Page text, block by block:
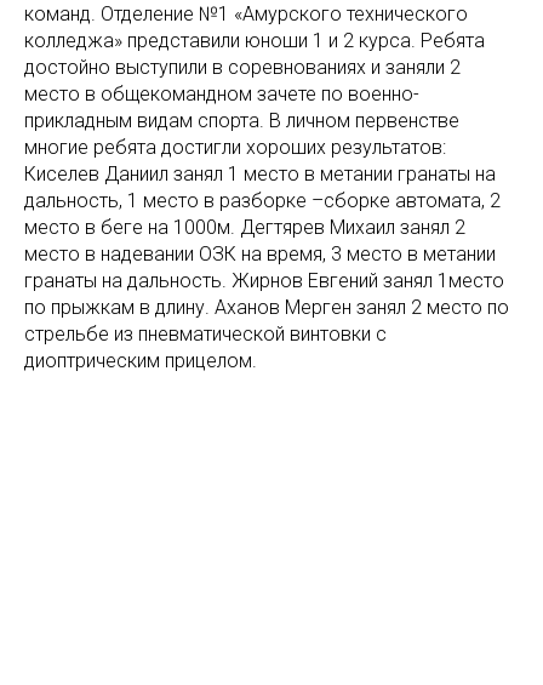
команд. Отделение №1 «Амурского технического
колледжа» представили юноши 1 и 2 курса. Ребята
достойно выступили в соревнованиях и заняли 2
место в общекомандном зачете по военно-
прикладным видам спорта. В личном первенстве
многие ребята достигли хороших результатов:
Киселев Даниил занял 1 место в метании гранаты на
дальность, 1 место в разборке –сборке автомата, 2
место в беге на 1000м. Дегтярев Михаил занял 2
место в надевании ОЗК на время, 3 место в метании
гранаты на дальность. Жирнов Евгений занял 1место
по прыжкам в длину. Аханов Мерген занял 2 место по
стрельбе из пневматической винтовки с
диоптрическим прицелом.